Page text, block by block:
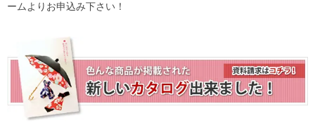
ームよりお申込み下さい！